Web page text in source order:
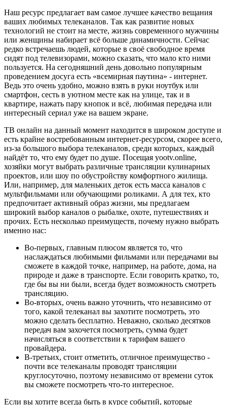
Наш ресурс предлагает вам самое лучшее качество вещания
ваших любимых телеканалов. Так как развитие новых
технологий не стоит на месте, жизнь современного мужчины
или женщины набирает всё больше динамичности. Сейчас
редко встречаешь людей, которые в своё свободное время
сидят под телевизорами, можно сказать, что мало кто ними
пользуется. На сегодняшний день довольно популярным
проведением досуга есть «всемирная паутина» - интернет.
Ведь это очень удобно, можно взять в руки ноутбук или
смартфон, сесть в уютном месте как на улице, так и в
квартире, нажать пару кнопок и всё, любимая передача или
интересный сериал уже на вашем экране.
ТВ онлайн на данный момент находится в широком доступе и
есть крайне востребованным интернет-ресурсом, скорее всего,
из-за большого выбора телеканалов, среди которых, каждый
найдёт то, что ему будет по душе. Посещая yootv.online,
хозяйки могут выбрать различные трансляции кулинарных
проектов, или шоу по обустройству комфортного жилища.
Или, например, для маленьких деток есть масса каналов с
мультфильмами или обучающими роликами. А для тех, кто
предпочитает активный образ жизни, мы предлагаем
широкий выбор каналов о рыбалке, охоте, путешествиях и
прочих. Есть несколько преимуществ, почему нужно выбрать
именно нас:
Во-первых, главным плюсом является то, что
наслаждаться любимыми фильмами или передачами вы
сможете в каждой точке, например, на работе, дома, на
природе и даже в транспорте. Если говорить кратко, то,
где бы вы ни были, всегда будет возможность смотреть
трансляцию.
Во-вторых, очень важно уточнить, что независимо от
того, какой телеканал вы захотите посмотреть, это
можно сделать бесплатно. Неважно, сколько десятков
передач вам захочется посмотреть, сумма будет
начисляться в соответствии к тарифам вашего
провайдера.
В-третьих, стоит отметить, отличное преимущество -
почти все телеканалы проводят трансляции
круглосуточно, поэтому независимо от времени суток
вы сможете посмотреть что-то интересное.
Если вы хотите всегда быть в курсе событий, которые